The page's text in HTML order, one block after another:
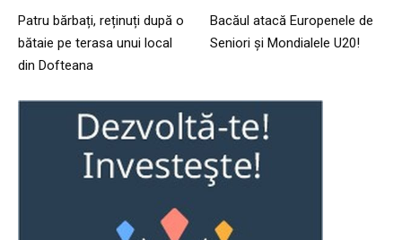
Patru bărbați, reținuți după o
bătaie pe terasa unui local
din Dofteana
Bacăul atacă Europenele de
Seniori și Mondialele U20!